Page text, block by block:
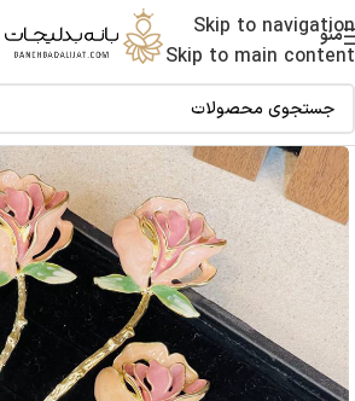
Skip to navigation
Skip to main content
منو